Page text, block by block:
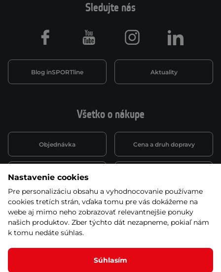
Všetko o nákupe
Objednávka Cena a druh dopravy
Spôsob platby
Montáž a servis Reklamácie a záruka
Kariéra
Sledujte nás
Blog inSPORTline Aktuality
Facebook Youtube Instagram LinkedIn
Nastavenie cookies
Pre personalizáciu obsahu a vyhodnocovanie používame
cookies tretích strán, vďaka tomu pre vás dokážeme na
webe aj mimo neho zobrazovať relevantnejšie ponuky
našich produktov. Zber týchto dát nezapneme, pokiaľ nám
k tomu nedáte súhlas.
Súhlasím